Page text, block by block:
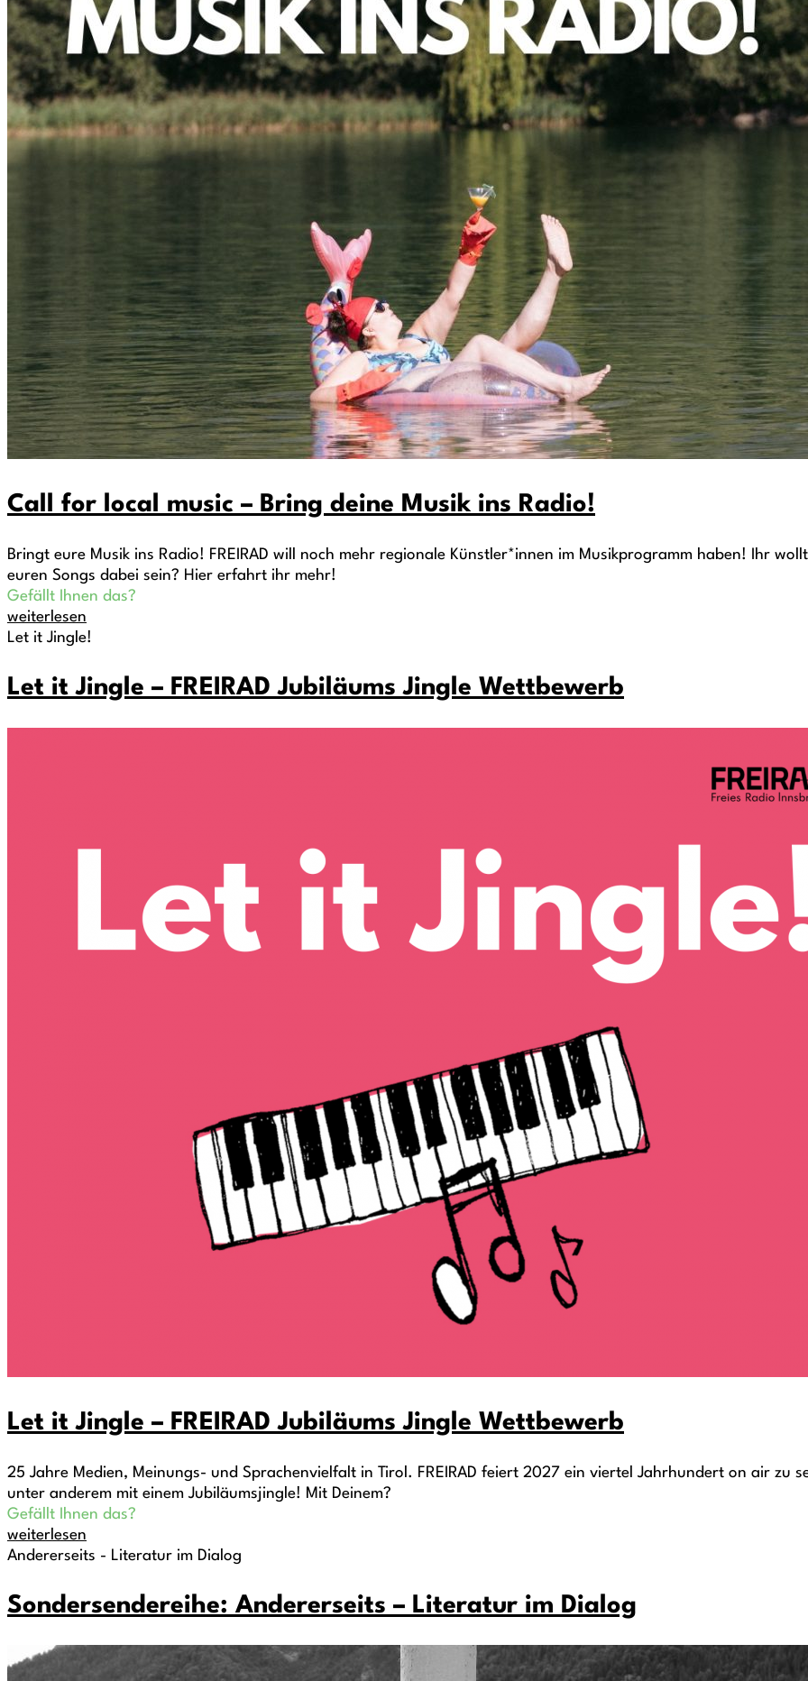
Call for local music – Bring deine Musik ins Radio!
Bringt eure Musik ins Radio! FREIRAD will noch mehr regionale Künstler*innen im Musikprogramm haben! Ihr
euren Songs dabei sein? Hier erfahrt ihr mehr!
Gefällt Ihnen das?
weiterlesen
Let it Jingle!
Let it Jingle – FREIRAD Jubiläums Jingle Wettbewerb
Let it Jingle – FREIRAD Jubiläums Jingle Wettbewerb
25 Jahre Medien, Meinungs- und Sprachenvielfalt in Tirol. FREIRAD feiert 2027 ein viertel Jahrhundert on air zu
unter anderem mit einem Jubiläumsjingle! Mit Deinem?
Gefällt Ihnen das?
weiterlesen
Andererseits - Literatur im Dialog
Sondersendereihe: Andererseits – Literatur im Dialog